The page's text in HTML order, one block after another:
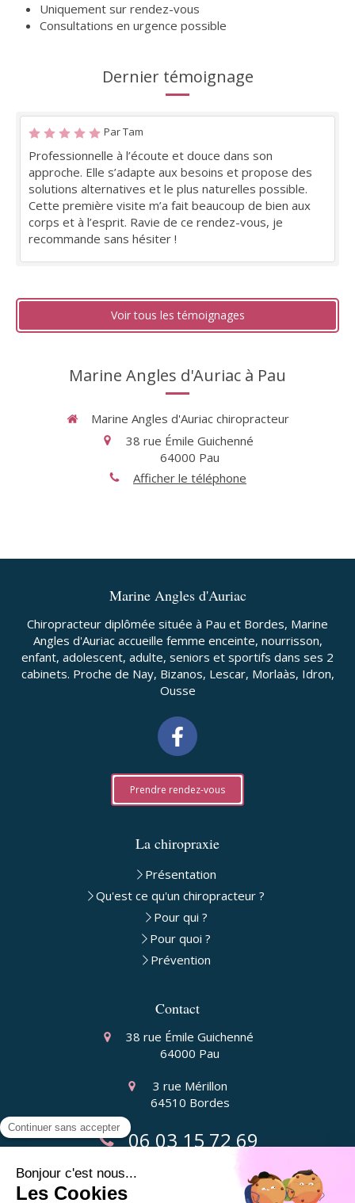
Uniquement sur rendez-vous
Consultations en urgence possible
Dernier témoignage
Par Tam
Professionnelle à l’écoute et douce dans son
approche. Elle s’adapte aux besoins et propose des
solutions alternatives et le plus naturelles possible.
Cette première visite m’a fait beaucoup de bien aux
corps et à l’esprit. Ravie de ce rendez-vous, je
recommande sans hésiter !
Voir tous les témoignages
Marine Angles d'Auriac à Pau
Marine Angles d'Auriac chiropracteur
38 rue Émile Guichenné
64000 Pau
Afficher le téléphone
Marine Angles d'Auriac
Chiropracteur diplômée située à Pau et Bordes, Marine
Angles d'Auriac accueille femme enceinte, nourrisson,
enfant, adolescent, adulte, seniors et sportifs dans ses 2
cabinets. Proche de Nay, Bizanos, Lescar, Morlaàs, Idron,
Ousse
Prendre rendez-vous
La chiropraxie
Présentation
Qu'est ce qu'un chiropracteur ?
Pour qui ?
Pour quoi ?
Prévention
Contact
38 rue Émile Guichenné
64000 Pau
3 rue Mérillon
64510 Bordes
06 03 15 72 69